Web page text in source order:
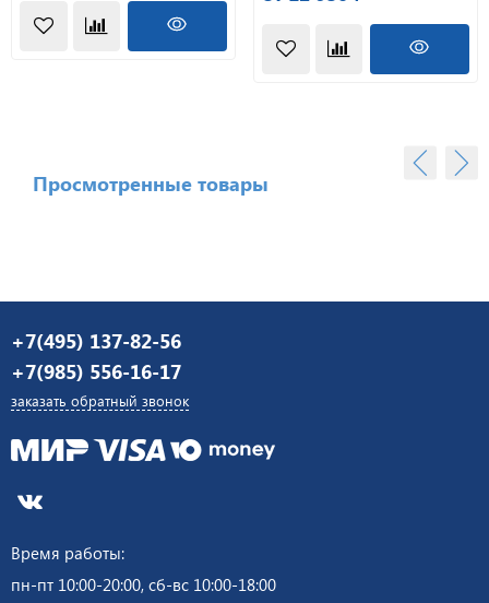
Просмотренные товары
+7(495) 137-82-56
+7(985) 556-16-17
заказать обратный звонок
Время работы:
пн-пт 10:00-20:00, сб-вс 10:00-18:00